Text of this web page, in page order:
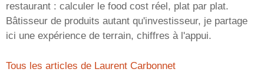
restaurant : calculer le food cost réel, plat par plat.
Bâtisseur de produits autant qu'investisseur, je partage
ici une expérience de terrain, chiffres à l'appui.
Tous les articles de Laurent Carbonnet